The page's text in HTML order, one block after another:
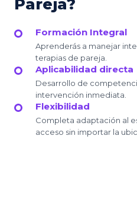
Pareja?
Formación Integral
Aprenderás a manejar
terapias de pareja.
Aplicabilidad directa
Desarrollo de
intervención inmediata.
Flexibilidad
Completa adaptación al
acceso sin importar la